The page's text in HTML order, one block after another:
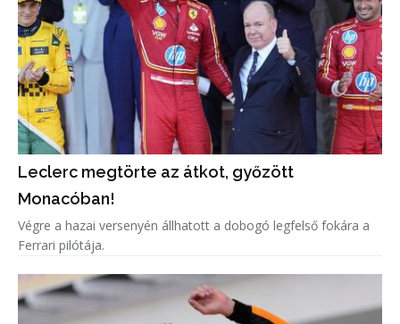
Leclerc megtörte az átkot, győzött
Monacóban!
Végre a hazai versenyén állhatott a dobogó legfelső fokára a
Ferrari pilótája.